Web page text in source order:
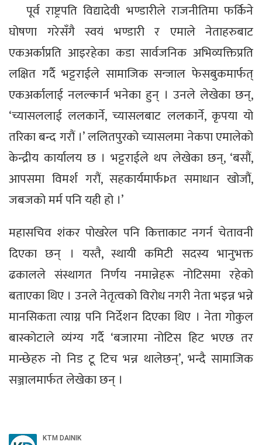
पूर्व राष्ट्रपति विद्यादेवी भण्डारीले राजनीतिमा फर्किने
घोषणा गरेसँगै स्वयं भण्डारी र एमाले नेताहरुबाट
एकअर्काप्रति आइरहेका कडा सार्वजनिक अभिव्यक्तिप्रति
लक्षित गर्दै भट्टराईले सामाजिक सन्जाल फेसबुकमार्फत्
एकअर्कालाई नलल्कार्न भनेका हुन् । उनले लेखेका छन्,
‘च्यासललाई ललकार्ने, च्यासलबाट ललकार्ने, कृपया यो
तरिका बन्द गरौं ।’ ललितपुरको च्यासलमा नेकपा एमालेको
केन्द्रीय कार्यालय छ । भट्टराईले थप लेखेका छन्, ‘बसौं,
आपसमा विमर्श गरौं, सहकार्यमार्फÞत समाधान खोजौं,
जबजको मर्म पनि यही हो ।’
महासचिव शंकर पोखरेल पनि कित्ताकाट नगर्न चेतावनी
दिएका छन् । यस्तै, स्थायी कमिटी सदस्य भानुभक्त
ढकालले संस्थागत निर्णय नमान्नेहरू नोटिसमा रहेको
बताएका थिए । उनले नेतृत्वको विरोध नगरी नेता भइन्न भन्ने
मानसिकता त्याग्न पनि निर्देशन दिएका थिए । नेता गोकुल
बास्कोटाले व्यंग्य गर्दै ‘बजारमा नोटिस हिट भएछ तर
मान्छेहरु नो निड टू टिच भन्न थालेछन्’, भन्दै सामाजिक
सञ्जालमार्फत लेखेका छन् ।